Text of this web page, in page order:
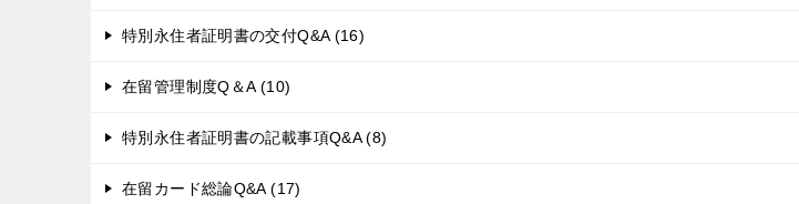
特別永住者証明書の交付Q&A (16)
在留管理制度Q＆A (10)
特別永住者証明書の記載事項Q&A (8)
在留カード総論Q&A (17)